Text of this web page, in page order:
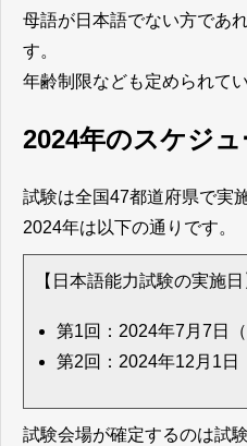
母語が日本語でない方であ
す。
年齢制限なども定められてい
2024年のスケジ
試験は全国47都道府県で実
2024年は以下の通りです。
【日本語能力試験の実施日
第1回：2024年7月7日（
第2回：2024年12月1日
試験会場が確定するのは試